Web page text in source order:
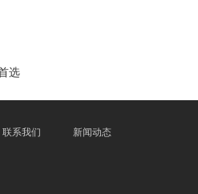
选
联系我们 新闻动态